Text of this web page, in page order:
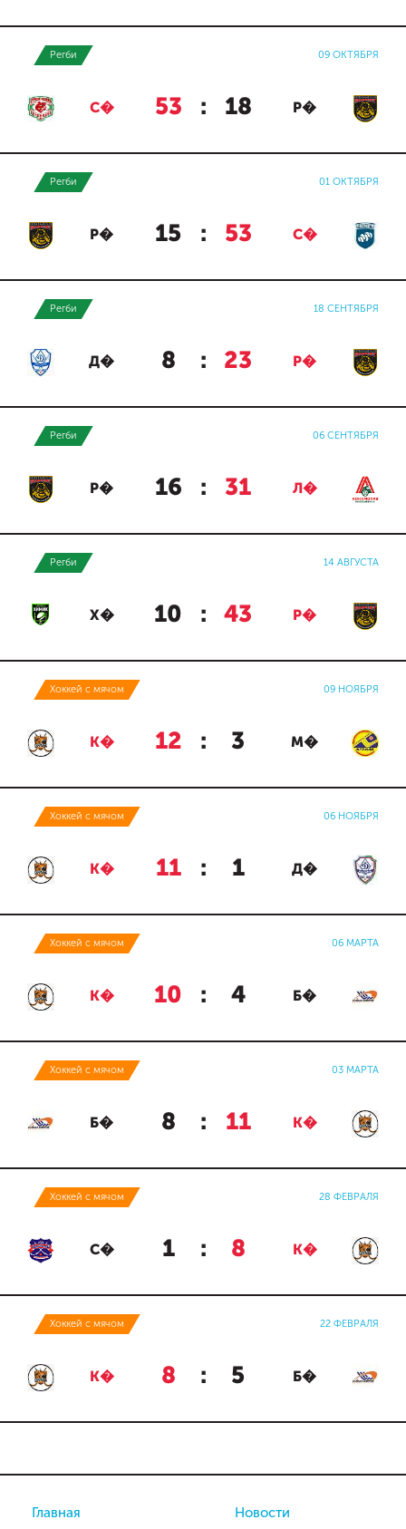
Регби 09 ОКТЯБРЯ
С� 53 : 18 Р�
Регби 01 ОКТЯБРЯ
Р� 15 : 53 С�
Регби 18 СЕНТЯБРЯ
Д� 8 : 23 Р�
Регби 06 СЕНТЯБРЯ
Р� 16 : 31 Л�
Регби 14 АВГУСТА
Х� 10 : 43 Р�
Хоккей с мячом 09 НОЯБРЯ
К� 12 : 3 М�
Хоккей с мячом 06 НОЯБРЯ
К� 11 : 1 Д�
Хоккей с мячом 06 МАРТА
К� 10 : 4 Б�
Хоккей с мячом 03 МАРТА
Б� 8 : 11 К�
Хоккей с мячом 28 ФЕВРАЛЯ
С� 1 : 8 К�
Хоккей с мячом 22 ФЕВРАЛЯ
К� 8 : 5 Б�
Главная Новости